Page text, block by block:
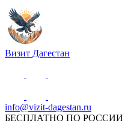
Визит Дагестан
info@vizit-dagestan.ru
БЕСПЛАТНО ПО РОССИИ